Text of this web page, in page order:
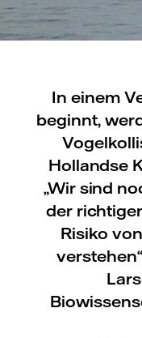
In einem
beginnt,
Hollandse
„Wir sind
der
Risiko